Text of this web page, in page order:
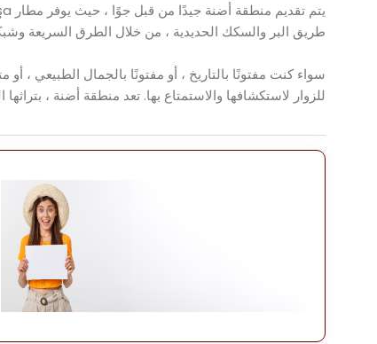
طريق البر والسكك الحديدية ، من خلال الطرق السريعة
سواء كنت مفتونًا بالتاريخ ، أو مفتونًا بالجمال الطبيعي
للزوار لاستكشافها والاستمتاع بها. تعد منطقة أضنة ،